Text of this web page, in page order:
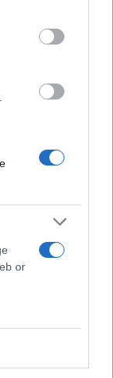
below Google
or
η
εν λόγω
και
αυστηρή
καθώς
παρέμβει